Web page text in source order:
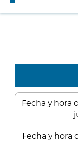
Fecha y hora
Fecha y hora